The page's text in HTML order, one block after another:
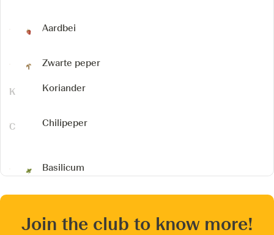
Aardbei
Zwarte peper
Koriander
Chilipeper
Basilicum
Join the club to know more!